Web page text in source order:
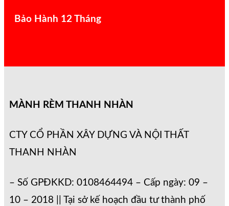
Bảo Hành 12 Tháng
MÀNH RÈM THANH NHÀN
CTY CỔ PHẦN XÂY DỰNG VÀ NỘI THẤT
THANH NHÀN
– Số GPĐKKD: 0108464494 – Cấp ngày: 09 –
10 – 2018 || Tại sở kế hoạch đầu tư thành phố